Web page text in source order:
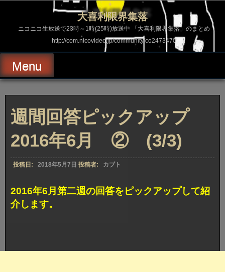
ス
ッ
プ
大喜利限界集落
ニコニコ生放送で23時～1時(25時)放送中 「大喜利限界集落」のまとめ
http://com.nicovideo.jp/community/co2473470
Menu
週間回答ピックアップ
2016年6月 ② (3/3)
投稿日: 2018年5月7日 投稿者: カブト
2016年6月第二週の回答をピックアップして紹
介します。